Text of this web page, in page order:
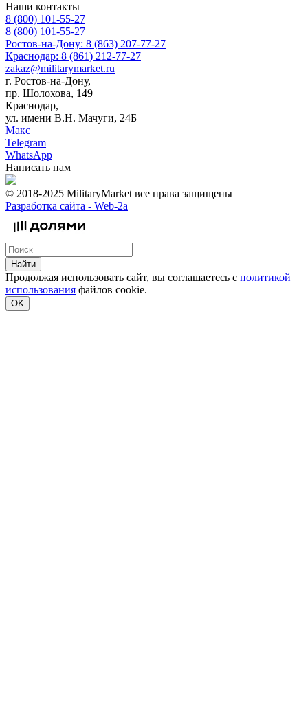
Наши контакты
8 (800) 101-55-27
8 (800) 101-55-27
Ростов-на-Дону: 8 (863) 207-77-27
Краснодар: 8 (861) 212-77-27
zakaz@militarymarket.ru
г. Ростов-на-Дону,
пр. Шолохова, 149
Краснодар,
ул. имени В.Н. Мачуги, 24Б
Макс
Telegram
WhatsApp
Написать нам
© 2018-2025 MilitaryMarket все права защищены
Разработка сайта - Web-2a
Найти
Продолжая использовать сайт, вы соглашаетесь с политикой
использования файлов cookie.
OK